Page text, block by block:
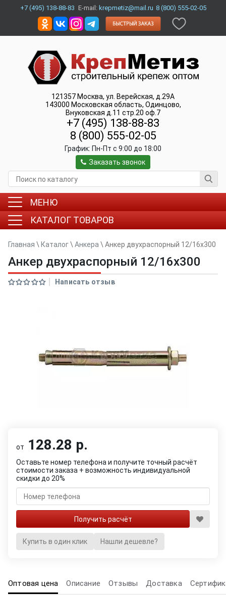
+7 (495) 138-88-83 E-mail: krepmetiz@mail.ru 8 (800) 555-02-05
121357 Москва, ул. Верейская, д.29А
143000 Московская область, Одинцово,
Внуковская д.11 стр.20 оф.7
+7 (495) 138-88-83
8 (800) 555-02-05
График: Пн-Пт c 9:00 до 18:00
Заказать звонок
МЕНЮ
КАТАЛОГ ТОВАРОВ
Главная \ Каталог\ Анкера \ Анкер двуxраспорный 12/16x300
Анкер двуxраспорный 12/16x300
Написать отзыв
от 128.28 р.
Оставьте номер телефона и получите точный расчёт
стоимости заказа + возможность индивидуальной
скидки до 20%
Купить в один клик Нашли дешевле?
Оптовая цена Описание Отзывы Доставка